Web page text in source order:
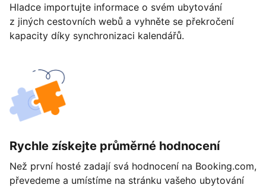
Hladce importujte informace o svém ubytování
z jiných cestovních webů a vyhněte se překročení
kapacity díky synchronizaci kalendářů.
Rychle získejte průměrné hodnocení
Než první hosté zadají svá hodnocení na Booking.com,
převedeme a umístíme na stránku vašeho ubytování